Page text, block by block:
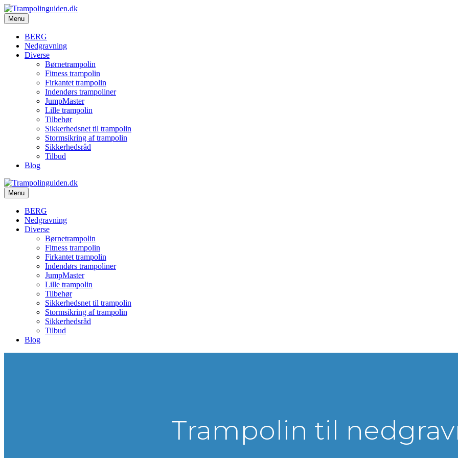
Menu
BERG
Nedgravning
Diverse
Børnetrampolin
Fitness trampolin
Firkantet trampolin
Indendørs trampoliner
JumpMaster
Lille trampolin
Tilbehør
Sikkerhedsnet til trampolin
Stormsikring af trampolin
Sikkerhedsråd
Tilbud
Blog
Menu
BERG
Nedgravning
Diverse
Børnetrampolin
Fitness trampolin
Firkantet trampolin
Indendørs trampoliner
JumpMaster
Lille trampolin
Tilbehør
Sikkerhedsnet til trampolin
Stormsikring af trampolin
Sikkerhedsråd
Tilbud
Blog
Trampolin til